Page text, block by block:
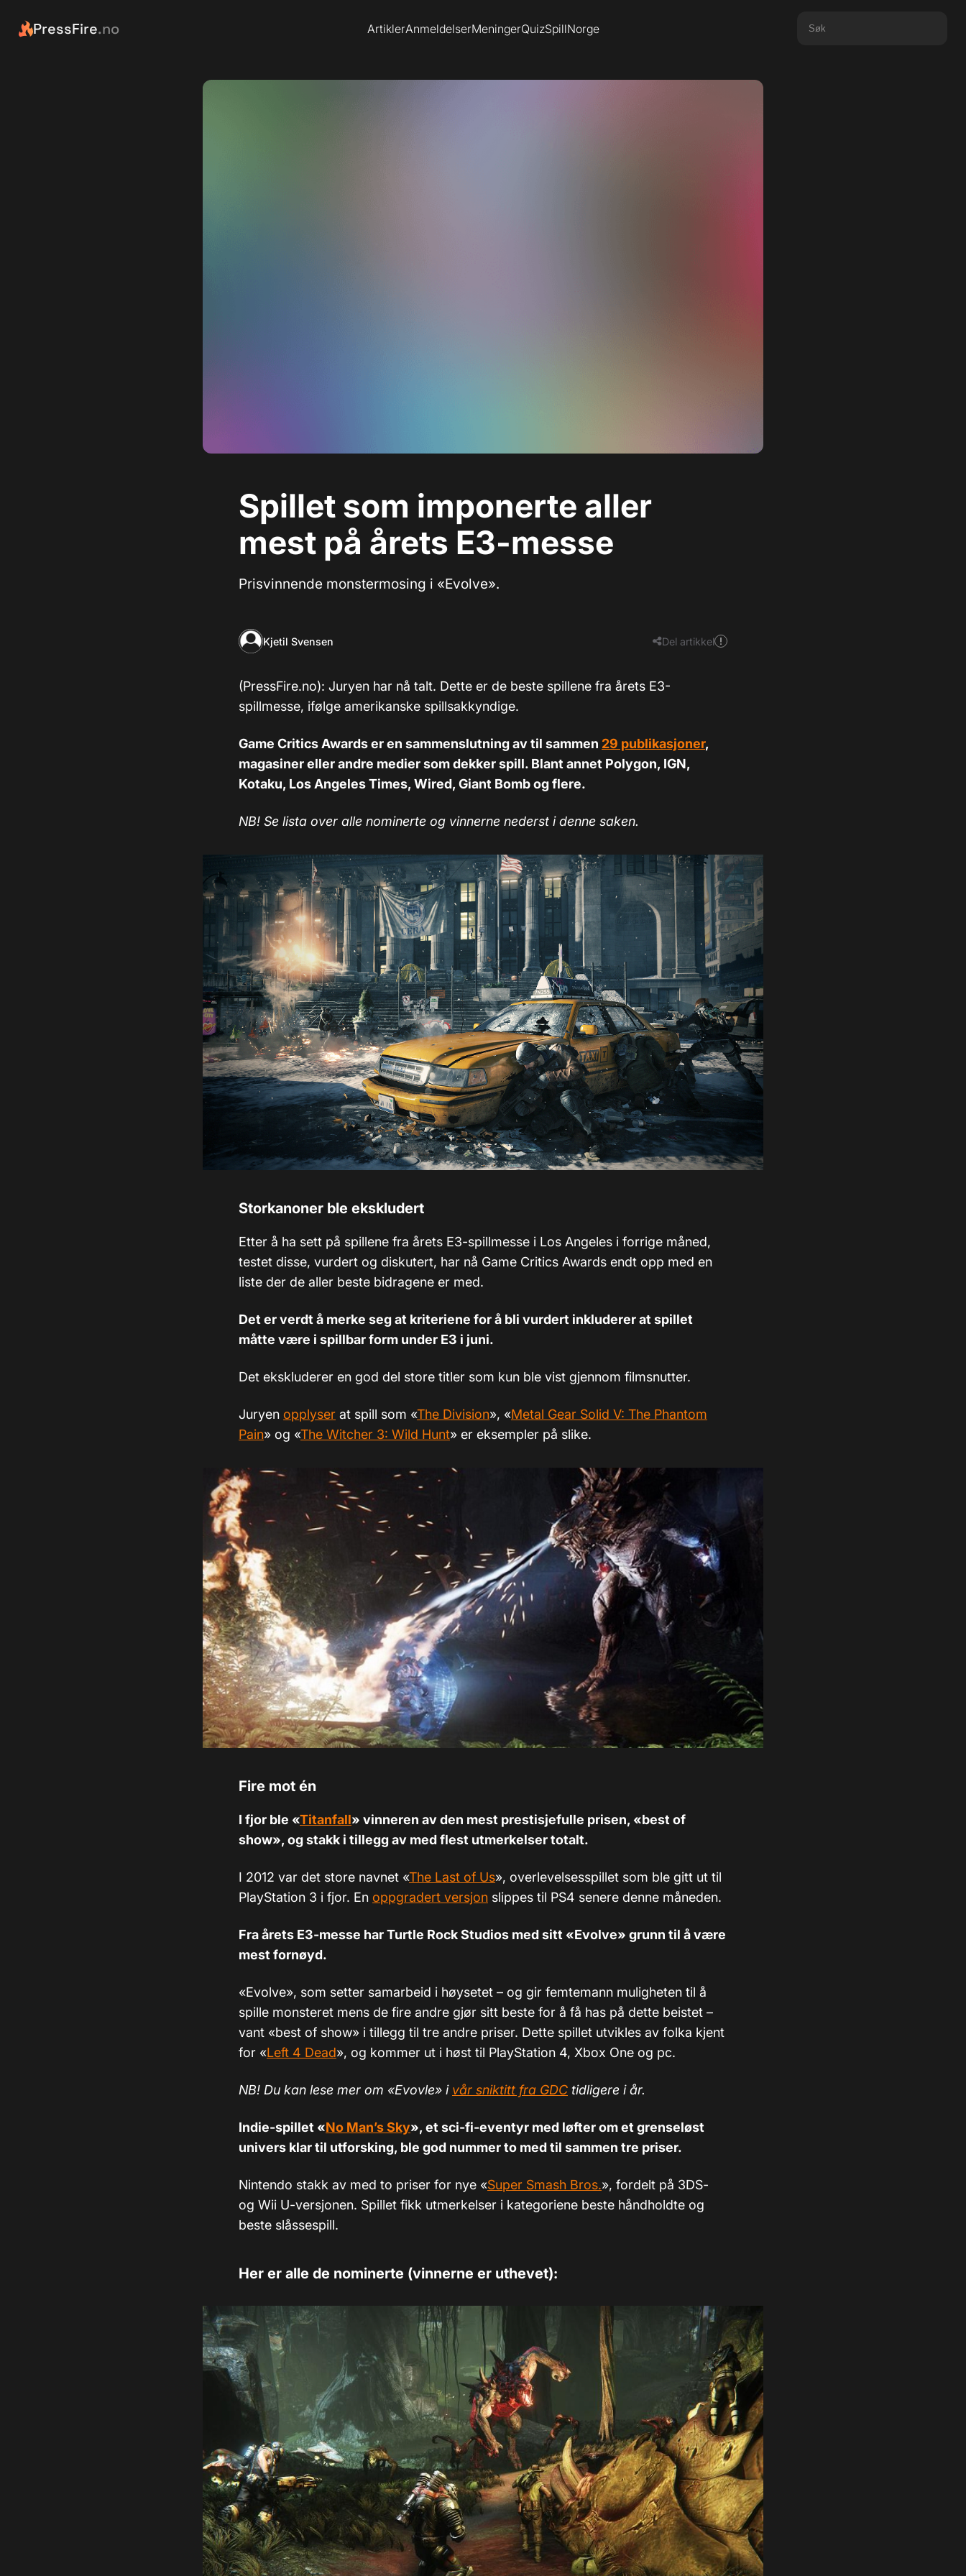
PressFire.no ArtiklerAnmeldelserMeningerQuizSpillNorge
Spillet som imponerte aller
mest på årets E3-messe
Prisvinnende monstermosing i «Evolve».
Kjetil Svensen Del artikkel
(PressFire.no): Juryen har nå talt. Dette er de beste spillene fra årets E3-
spillmesse, ifølge amerikanske spillsakkyndige.
Game Critics Awards er en sammenslutning av til sammen 29 publikasjoner,
magasiner eller andre medier som dekker spill. Blant annet Polygon, IGN,
Kotaku, Los Angeles Times, Wired, Giant Bomb og flere.
NB! Se lista over alle nominerte og vinnerne nederst i denne saken.
Storkanoner ble ekskludert
Etter å ha sett på spillene fra årets E3-spillmesse i Los Angeles i forrige måned,
testet disse, vurdert og diskutert, har nå Game Critics Awards endt opp med en
liste der de aller beste bidragene er med.
Det er verdt å merke seg at kriteriene for å bli vurdert inkluderer at spillet
måtte være i spillbar form under E3 i juni.
Det ekskluderer en god del store titler som kun ble vist gjennom filmsnutter.
Juryen opplyser at spill som «The Division», «Metal Gear Solid V: The Phantom
Pain» og «The Witcher 3: Wild Hunt» er eksempler på slike.
Fire mot én
I fjor ble «Titanfall» vinneren av den mest prestisjefulle prisen, «best of
show», og stakk i tillegg av med flest utmerkelser totalt.
I 2012 var det store navnet «The Last of Us», overlevelsesspillet som ble gitt ut til
PlayStation 3 i fjor. En oppgradert versjon slippes til PS4 senere denne måneden.
Fra årets E3-messe har Turtle Rock Studios med sitt «Evolve» grunn til å være
mest fornøyd.
«Evolve», som setter samarbeid i høysetet – og gir femtemann muligheten til å
spille monsteret mens de fire andre gjør sitt beste for å få has på dette beistet –
vant «best of show» i tillegg til tre andre priser. Dette spillet utvikles av folka kjent
for «Left 4 Dead», og kommer ut i høst til PlayStation 4, Xbox One og pc.
NB! Du kan lese mer om «Evovle» i vår sniktitt fra GDC tidligere i år.
Indie-spillet «No Man’s Sky», et sci-fi-eventyr med løfter om et grenseløst
univers klar til utforsking, ble god nummer to med til sammen tre priser.
Nintendo stakk av med to priser for nye «Super Smash Bros.», fordelt på 3DS-
og Wii U-versjonen. Spillet fikk utmerkelser i kategoriene beste håndholdte og
beste slåssespill.
Her er alle de nominerte (vinnerne er uthevet):